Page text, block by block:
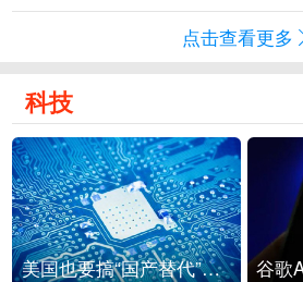
点击查看更多
科技
美国也要搞“国产替代”？先算清三笔账